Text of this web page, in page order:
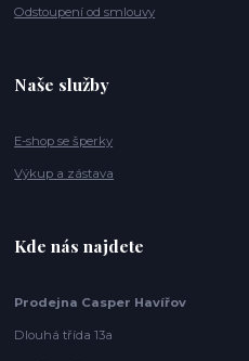
Odstoupení od smlouvy
Naše služby
E-shop se šperky
Výkup a zástava
Kde nás najdete
Prodejna Casper Havířov
Dlouhá třída 13a